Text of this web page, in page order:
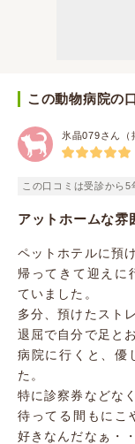
この動物病院の
氷晶079さん（
この口コミは受診から5
アットホームな雰
ペットホテルに預
帰ってきて迎えに
ていました。
多分、預けたスト
退屈で自分で足と
病院に行くと、優
た。
特に診察券などな
待ってる間もにこ
好きなんだなぁ・